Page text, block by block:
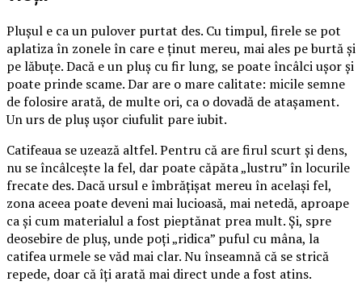
Plușul e ca un pulover purtat des. Cu timpul, firele se pot
aplatiza în zonele în care e ținut mereu, mai ales pe burtă și
pe lăbuțe. Dacă e un pluș cu fir lung, se poate încâlci ușor și
poate prinde scame. Dar are o mare calitate: micile semne
de folosire arată, de multe ori, ca o dovadă de atașament.
Un urs de pluș ușor ciufulit pare iubit.
Catifeaua se uzează altfel. Pentru că are firul scurt și dens,
nu se încâlcește la fel, dar poate căpăta „lustru” în locurile
frecate des. Dacă ursul e îmbrățișat mereu în același fel,
zona aceea poate deveni mai lucioasă, mai netedă, aproape
ca și cum materialul a fost pieptănat prea mult. Și, spre
deosebire de pluș, unde poți „ridica” puful cu mâna, la
catifea urmele se văd mai clar. Nu înseamnă că se strică
repede, doar că îți arată mai direct unde a fost atins.